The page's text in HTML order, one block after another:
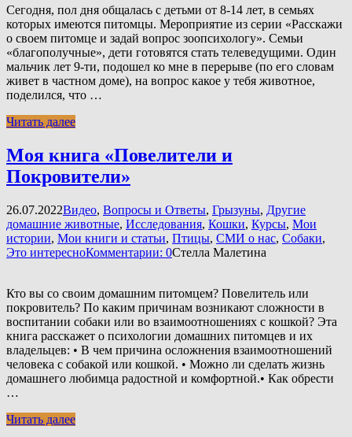
Сегодня, пол дня общалась с детьми от 8-14 лет, в семьях
которых имеются питомцы. Мероприятие из серии «Расскажи
о своем питомце и задай вопрос зоопсихологу». Семьи
«благополучные», дети готовятся стать телеведущими. Один
мальчик лет 9-ти, подошел ко мне в перерыве (по его словам
живет в частном доме), на вопрос какое у тебя животное,
поделился, что …
Читать далее
Моя книга «Повелители и
Покровители»
26.07.2022Видео, Вопросы и Ответы, Грызуны, Другие
домашние животные, Исследования, Кошки, Курсы, Мои
истории, Мои книги и статьи, Птицы, СМИ о нас, Собаки,
Это интересноКомментарии: 0Стелла Малетина
Кто вы со своим домашним питомцем? Повелитель или
покровитель? По каким причинам возникают сложности в
воспитании собаки или во взаимоотношениях с кошкой? Эта
книга расскажет о психологии домашних питомцев и их
владельцев: • В чем причина осложнения взаимоотношений
человека с собакой или кошкой. • Можно ли сделать жизнь
домашнего любимца радостной и комфортной.• Как обрести
…
Читать далее